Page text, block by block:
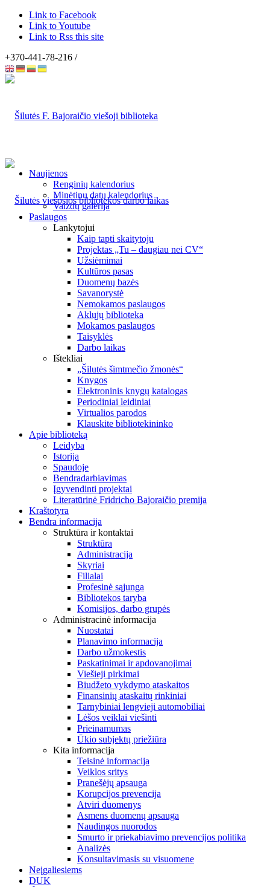
Link to Facebook
Link to Youtube
Link to Rss this site
+370-441-78-216 /
Naujienos
Renginių kalendorius
Minėtinų datų kalendorius
Vaizdų galerija
Paslaugos
Lankytojui
Kaip tapti skaitytoju
Projektas „Tu – daugiau nei CV“
Užsiėmimai
Kultūros pasas
Duomenų bazės
Savanorystė
Nemokamos paslaugos
Aklųjų biblioteka
Mokamos paslaugos
Taisyklės
Darbo laikas
Ištekliai
„Šilutės šimtmečio žmonės“
Knygos
Elektroninis knygų katalogas
Periodiniai leidiniai
Virtualios parodos
Klauskite bibliotekininko
Apie biblioteką
Leidyba
Istorija
Spaudoje
Bendradarbiavimas
Įgyvendinti projektai
Literatūrinė Fridricho Bajoraičio premija
Kraštotyra
Bendra informacija
Struktūra ir kontaktai
Struktūra
Administracija
Skyriai
Filialai
Profesinė sąjunga
Bibliotekos taryba
Komisijos, darbo grupės
Administracinė informacija
Nuostatai
Planavimo informacija
Darbo užmokestis
Paskatinimai ir apdovanojimai
Viešieji pirkimai
Biudžeto vykdymo ataskaitos
Finansinių ataskaitų rinkiniai
Tarnybiniai lengvieji automobiliai
Lėšos veiklai viešinti
Prieinamumas
Ūkio subjektų priežiūra
Kita informacija
Teisinė informacija
Veiklos sritys
Pranešėjų apsauga
Korupcijos prevencija
Atviri duomenys
Asmens duomenų apsauga
Naudingos nuorodos
Smurto ir priekabiavimo prevencijos politika
Analizės
Konsultavimasis su visuomene
Neįgaliesiems
DUK